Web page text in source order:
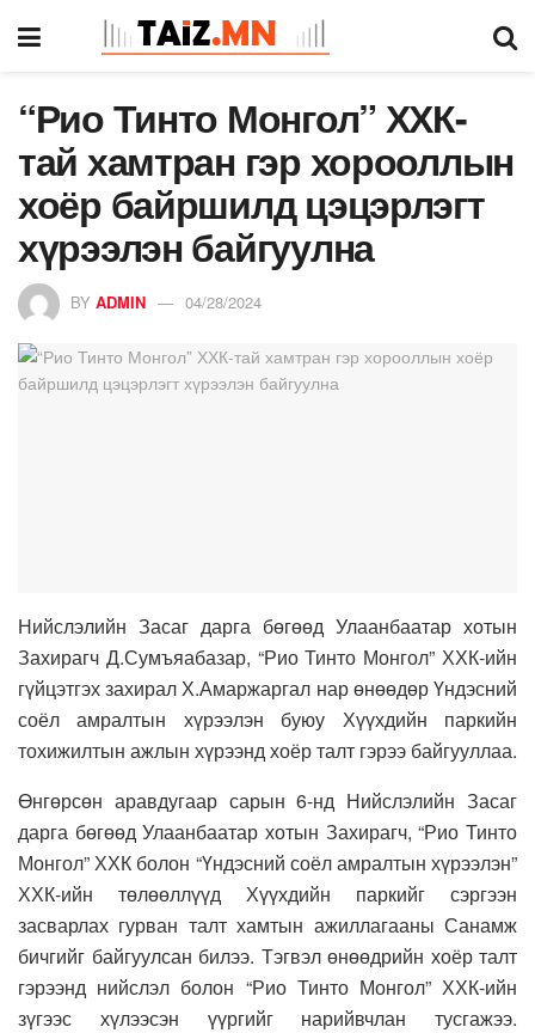
“Рио Тинто Монгол” ХХК-
тай хамтран гэр хорооллын
хоёр байршилд цэцэрлэгт
хүрээлэн байгуулна
BY ADMIN 04/28/2024
Нийслэлийн Засаг дарга бөгөөд Улаанбаатар хотын
Захирагч Д.Сумъяабазар, “Рио Тинто Монгол” ХХК-ийн
гүйцэтгэх захирал Х.Амаржаргал нар өнөөдөр Үндэсний
соёл амралтын хүрээлэн буюу Хүүхдийн паркийн
тохижилтын ажлын хүрээнд хоёр талт гэрээ байгууллаа.
Өнгөрсөн аравдугаар сарын 6-нд Нийслэлийн Засаг
дарга бөгөөд Улаанбаатар хотын Захирагч, “Рио Тинто
Монгол” ХХК болон “Үндэсний соёл амралтын хүрээлэн”
ХХК-ийн төлөөллүүд Хүүхдийн паркийг сэргээн
засварлах гурван талт хамтын ажиллагааны Санамж
бичгийг байгуулсан билээ. Тэгвэл өнөөдрийн хоёр талт
гэрээнд нийслэл болон “Рио Тинто Монгол” ХХК-ийн
зүгээс хүлээсэн үүргийг нарийвчлан тусгажээ.